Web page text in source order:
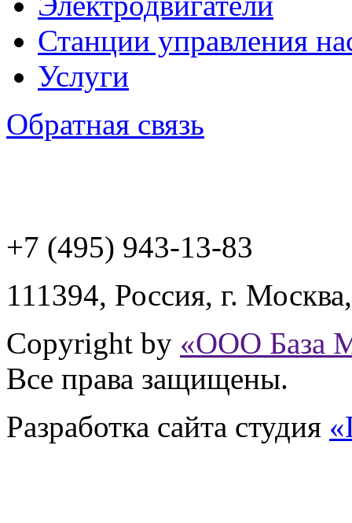
Станции управления
Услуги
Обратная связь
+7 (495) 943-13-83
111394, Россия, г. Москва
Copyright by «ООО База
Все права защищены.
Разработка сайта студия